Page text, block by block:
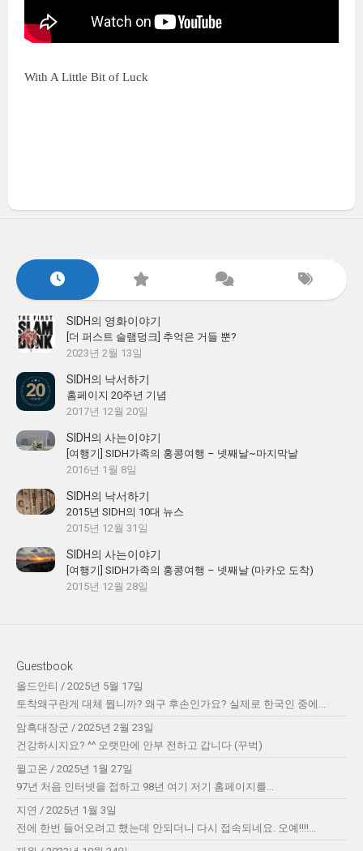
With A Little Bit of Luck
SIDH의 영화이야기
[더 퍼스트 슬램덩크] 추억은 거들 뿐?
2023년 2월 13일
SIDH의 낙서하기
홈페이지 20주년 기념
2017년 12월 20일
SIDH의 사는이야기
[여행기] SIDH가족의 홍콩여행 – 넷째날~마지막날
2016년 1월 8일
SIDH의 낙서하기
2015년 SIDH의 10대 뉴스
2015년 12월 31일
SIDH의 사는이야기
[여행기] SIDH가족의 홍콩여행 – 넷째날 (마카오 도착)
2015년 12월 28일
Guestbook
올드안티 / 2025년 5월 17일
토착왜구란게 대체 뭡니까? 왜구 후손인가요? 실제로 한국인 중에...
암흑대장군 / 2025년 2월 23일
건강하시지요? ^^ 오랫만에 안부 전하고 갑니다 (꾸벅)
윌고온 / 2025년 1월 27일
97년 처음 인터넷을 접하고 98년 여기 저기 홈페이지를...
지연 / 2025년 1월 3일
전에 한번 들어오려고 했는데 안되더니 다시 접속되네요. 오예!!!!...